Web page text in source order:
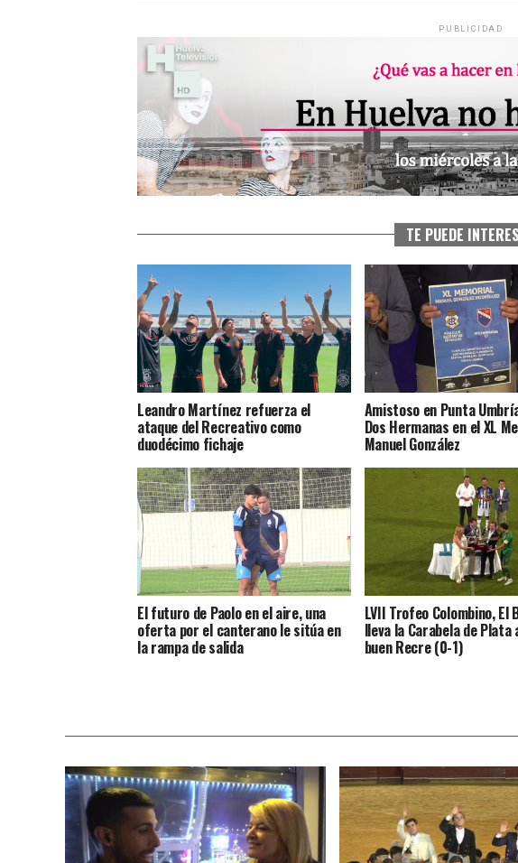
PUBLICIDAD
TE PUEDE
Leandro Martínez refuerza el
ataque del Recreativo como
duodécimo fichaje
Amistoso en Punta
Dos Hermanas en el XL
Manuel González
El futuro de Paolo en el aire, una
oferta por el canterano le sitúa en
la rampa de salida
LVII Trofeo Colombino, El
lleva la Carabela de Plata
buen Recre (0-1)